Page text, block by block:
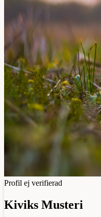
Profil ej verifierad
Kiviks Musteri